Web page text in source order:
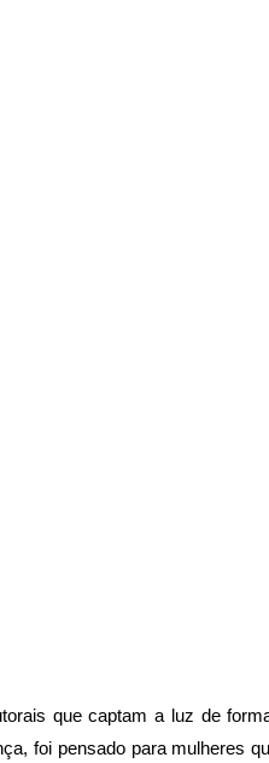
que captam a luz de
foi pensado para mulheres